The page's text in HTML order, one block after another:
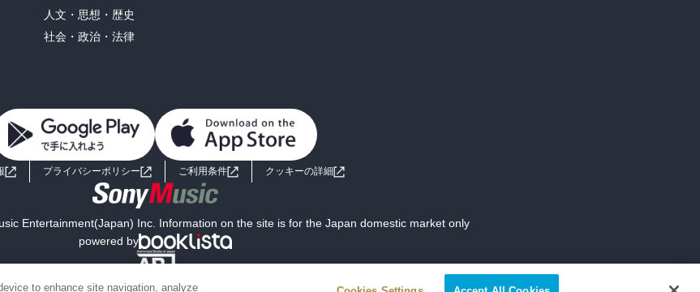
人文・思想・歴史
社会・政治・法律
プライバシーポリシー ご利用条件 クッキーの詳細
Entertainment(Japan) Inc. Information on the site is for the Japan domestic market only
powered by
to enhance site navigation, analyze